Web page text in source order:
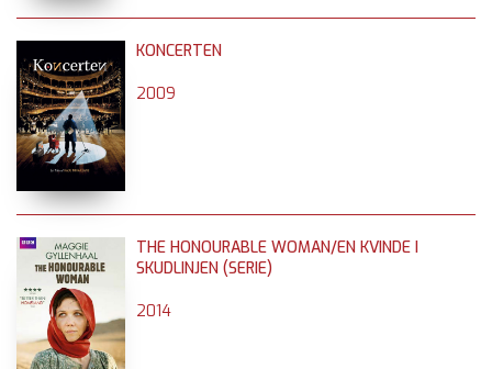
KONCERTEN
2009
THE HONOURABLE WOMAN/EN KVINDE I
SKUDLINJEN (SERIE)
2014